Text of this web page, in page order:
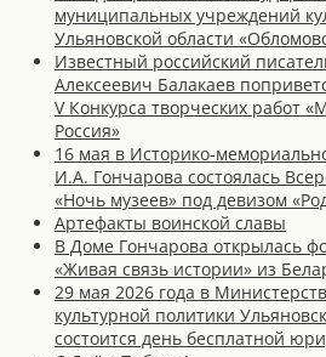
муниципальных учреждений
Ульяновской области
Известный российский
Алексеевич Балакаев
V Конкурса творческих работ
Россия»
16 мая в Историко-
И.А. Гончарова состоялась
«Ночь музеев» под девизом
Артефакты воинской славы
В Доме Гончарова открылась
«Живая связь истории» из
29 мая 2026 года в
культурной политики
состоится день бесплатной